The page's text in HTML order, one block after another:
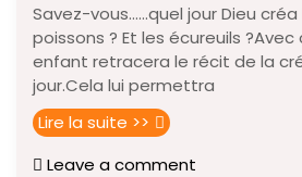
Savez-vous……quel jour Dieu créa
poissons ? Et les écureuils ?Avec
enfant retracera le récit de la
jour.Cela lui permettra
Lire la suite >>
Leave a comment